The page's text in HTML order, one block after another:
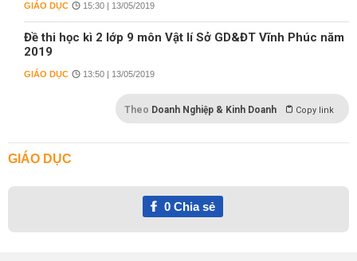
GIÁO DỤC 15:30 | 13/05/2019
Đề thi học kì 2 lớp 9 môn Vật lí Sở GD&ĐT Vĩnh Phúc năm
2019
GIÁO DỤC 13:50 | 13/05/2019
Theo Doanh Nghiệp & Kinh Doanh Copy link
GIÁO DỤC
0Chia sẻ